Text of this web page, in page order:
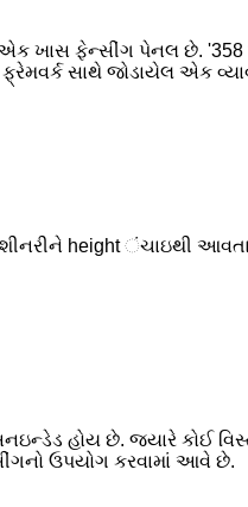
ખાસ ફેન્સીંગ પેનલ છે. '358
સાથે જોડાયેલ એક
height ંચાઇથી આવતા
હોય છે. જ્યારે કોઈ
ઉપયોગ કરવામાં આવે છે.